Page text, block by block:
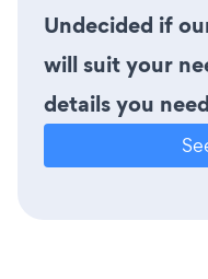
Undecided if
will suit your
details you